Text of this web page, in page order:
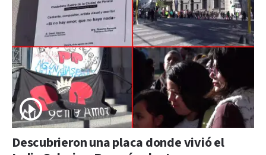
Descubrieron una placa donde vivió el